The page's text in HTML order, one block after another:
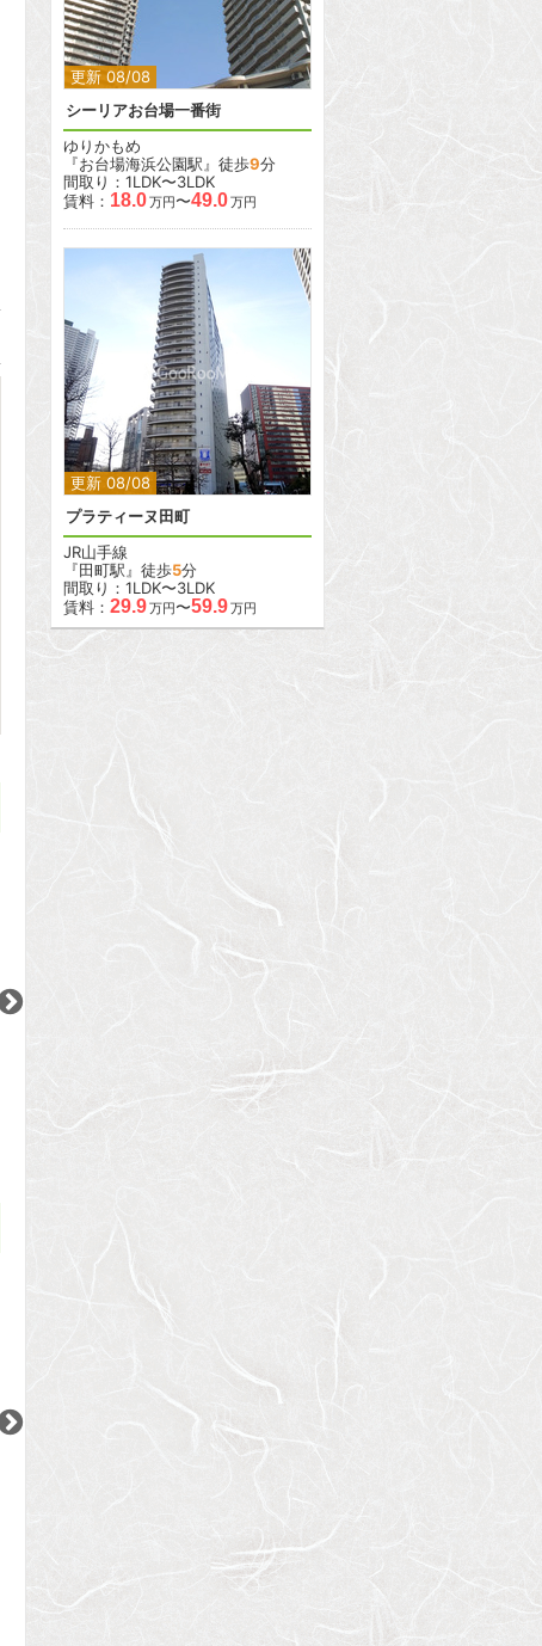
『武蔵小杉駅』徒歩
間取り：1K
東急目黒線
JR京浜東北線
更新 08/08
間取り：1LDK〜2LDK
賃料：17.6 万円
賃料：
更新 08/08
シーリアお台場一番街
ゆりかもめ
『お台場海浜公園駅』徒歩9分
間取り：1LDK〜3LDK
賃料： 18.0万円〜49.0万円
更新 08/08
2 2
プラティーヌ田町
JR山手線
『田町駅』徒歩5分
間取り：1LDK〜3LDK
賃料： 29.9万円〜59.9万円